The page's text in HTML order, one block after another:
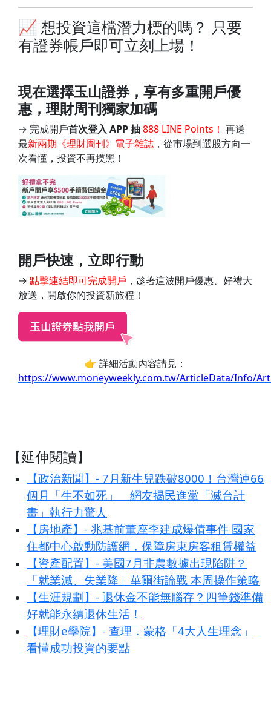
📈 想投資這檔潛力標的嗎？ 只要
有證券帳戶即可立刻上場！
現在選擇玉山證券，享有多重開戶優
惠，理財周刊獨家加碼
→ 完成開戶首次登入 APP 抽888 LINE Points！ 再送
最新兩期《理財周刊》電子雜誌，從市場到選股方向一
次看懂，投資不再摸黑！
開戶快速，立即行動
→ 點擊連結即可完成開戶 ，趁著這波開戶優惠、好禮大
放送，開啟你的投資新旅程！
👉 詳細活動內容請見：
https://www.moneyweekly.com.tw/ArticleData/Info/
【延伸閱讀】
【政治新聞】- 7月新生兒跌破8000！台灣連66
個月「生不如死」 網友揭民進黨「滅台計
畫」執行力驚人
【房地產】- 兆基前董座李建成爆債事件 國家
住都中心啟動防護網，保障房東房客租賃權益
【資產配置】- 美國7月非農數據出現陷阱？
「就業減、失業降」華爾街論戰 本周操作策略
【生涯規劃】- 退休金不能無腦存？四筆錢準備
好就能永續退休生活！
【理財e學院】- 查理．蒙格「4大人生理念」
看懂成功投資的要點